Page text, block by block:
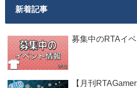
新着記事
募集中のRTAイ
【月刊